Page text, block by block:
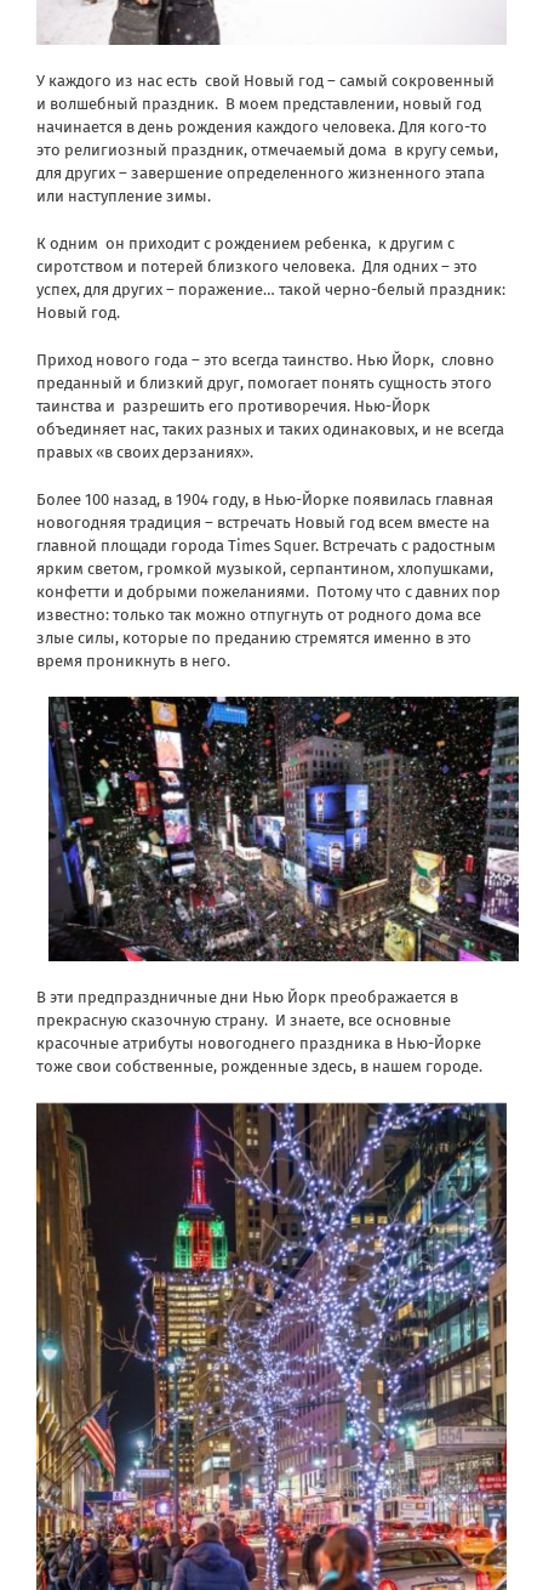
У каждого из нас есть свой Новый год – самый сокровенный
и волшебный праздник. В моем представлении, новый год
начинается в день рождения каждого человека. Для кого-то
это религиозный праздник, отмечаемый дома в кругу семьи,
для других – завершение определенного жизненного этапа
или наступление зимы.
К одним он приходит с рождением ребенка, к другим с
сиротством и потерей близкого человека. Для одних – это
успех, для других – поражение… такой черно-белый праздник:
Новый год.
Приход нового года – это всегда таинство. Нью Йорк, словно
преданный и близкий друг, помогает понять сущность этого
таинства и разрешить его противоречия. Нью-Йорк
объединяет нас, таких разных и таких одинаковых, и не всегда
правых «в своих дерзаниях».
Более 100 назад, в 1904 году, в Нью-Йорке появилась главная
новогодняя традиция – встречать Новый год всем вместе на
главной площади города Times Squer. Встречать с радостным
ярким светом, громкой музыкой, серпантином, хлопушками,
конфетти и добрыми пожеланиями. Потому что с давних пор
известно: только так можно отпугнуть от родного дома все
злые силы, которые по преданию стремятся именно в это
время проникнуть в него.
В эти предпраздничные дни Нью Йорк преображается в
прекрасную сказочную страну. И знаете, все основные
красочные атрибуты новогоднего праздника в Нью-Йорке
тоже свои собственные, рожденные здесь, в нашем городе.